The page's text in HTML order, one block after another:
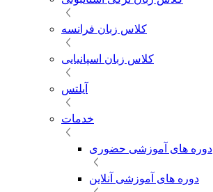
کلاس زبان فرانسه
کلاس زبان اسپانیایی
آیلتس
خدمات
دوره های آموزشی حضوری
دوره های آموزشی آنلاین